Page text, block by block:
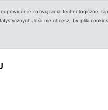
rozwiązania technologiczne
nie chcesz, by pliki